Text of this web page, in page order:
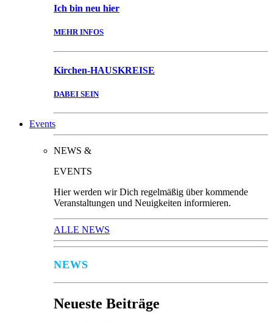
Ich bin neu hier
MEHR INFOS
Kirchen-HAUSKREISE
DABEI SEIN
Events
NEWS &
EVENTS
Hier werden wir Dich regelmäßig über kommende
Veranstaltungen und Neuigkeiten informieren.
ALLE NEWS
NEWS
Neueste Beiträge